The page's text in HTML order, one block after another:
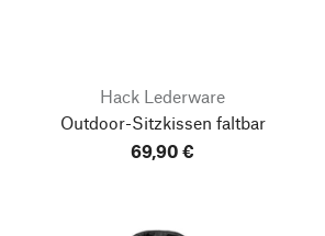
Hack Lederware
Outdoor-Sitzkissen faltbar
69,90 €